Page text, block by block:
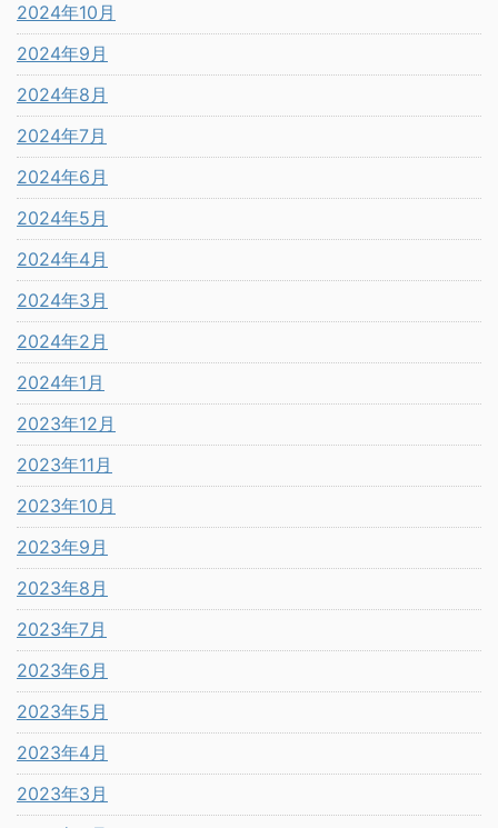
2024年10月
2024年9月
2024年8月
2024年7月
2024年6月
2024年5月
2024年4月
2024年3月
2024年2月
2024年1月
2023年12月
2023年11月
2023年10月
2023年9月
2023年8月
2023年7月
2023年6月
2023年5月
2023年4月
2023年3月